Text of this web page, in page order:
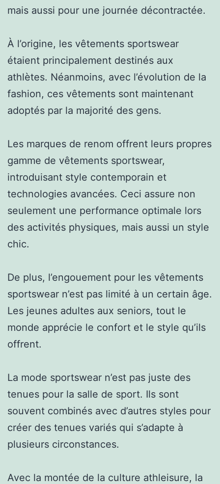
mais aussi pour une journée décontractée.
À l’origine, les vêtements sportswear
étaient principalement destinés aux
athlètes. Néanmoins, avec l’évolution de la
fashion, ces vêtements sont maintenant
adoptés par la majorité des gens.
Les marques de renom offrent leurs propres
gamme de vêtements sportswear,
introduisant style contemporain et
technologies avancées. Ceci assure non
seulement une performance optimale lors
des activités physiques, mais aussi un style
chic.
De plus, l’engouement pour les vêtements
sportswear n’est pas limité à un certain âge.
Les jeunes adultes aux seniors, tout le
monde apprécie le confort et le style qu’ils
offrent.
La mode sportswear n’est pas juste des
tenues pour la salle de sport. Ils sont
souvent combinés avec d’autres styles pour
créer des tenues variés qui s’adapte à
plusieurs circonstances.
Avec la montée de la culture athleisure, la